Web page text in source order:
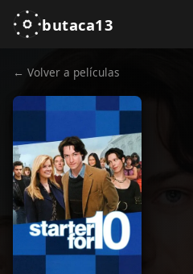
butaca13
← Volver a películas